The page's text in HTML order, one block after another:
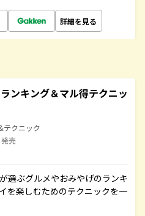
詳細を見る
ンキング＆マル得テクニッ
テクニック
売
選ぶグルメやおみやげのランキ
を楽しむためのテクニックを一